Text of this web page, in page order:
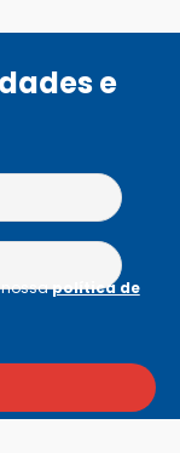
e
nossapolítica de